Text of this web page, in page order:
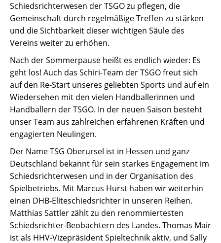
Schiedsrichterwesen der TSGO zu pflegen, die
Gemeinschaft durch regelmäßige Treffen zu stärken
und die Sichtbarkeit dieser wichtigen Säule des
Vereins weiter zu erhöhen.
Nach der Sommerpause heißt es endlich wieder: Es
geht los! Auch das Schiri-Team der TSGO freut sich
auf den Re-Start unseres geliebten Sports und auf ein
Wiedersehen mit den vielen Handballerinnen und
Handballern der TSGO. In der neuen Saison besteht
unser Team aus zahlreichen erfahrenen Kräften und
engagierten Neulingen.
Der Name TSG Oberursel ist in Hessen und ganz
Deutschland bekannt für sein starkes Engagement im
Schiedsrichterwesen und in der Organisation des
Spielbetriebs. Mit Marcus Hurst haben wir weiterhin
einen DHB-Eliteschiedsrichter in unseren Reihen.
Matthias Sattler zählt zu den renommiertesten
Schiedsrichter-Beobachtern des Landes. Thomas Mair
ist als HHV-Vizepräsident Spieltechnik aktiv, und Sally